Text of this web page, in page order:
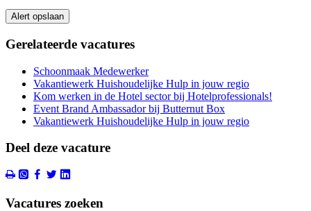
Alert opslaan
Gerelateerde vacatures
Schoonmaak Medewerker
Vakantiewerk Huishoudelijke Hulp in jouw regio
Kom werken in de Hotel sector bij Hotelprofessionals!
Event Brand Ambassador bij Butternut Box
Vakantiewerk Huishoudelijke Hulp in jouw regio
Deel deze vacature
Vacatures zoeken